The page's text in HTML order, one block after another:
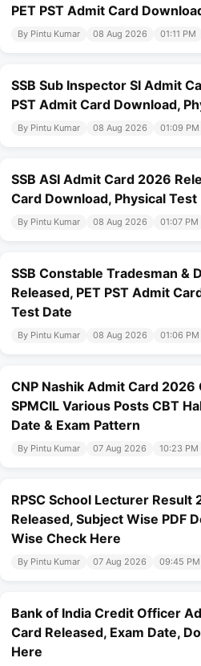
PET PST Admit Card
By Pintu Kumar 08 Aug 2026 01:11 PM
SSB Sub Inspector SI Admit
PST Admit Card Download,
By Pintu Kumar 08 Aug 2026 01:09 PM
SSB ASI Admit Card 2026
Card Download, Physical Test
By Pintu Kumar 08 Aug 2026 01:07 PM
SSB Constable Tradesman &
Released, PET PST Admit
Test Date
By Pintu Kumar 08 Aug 2026 01:06 PM
CNP Nashik Admit Card 2026
SPMCIL Various Posts CBT
Date & Exam Pattern
By Pintu Kumar 07 Aug 2026 10:23 PM
RPSC School Lecturer Result
Released, Subject Wise PDF
Wise Check Here
By Pintu Kumar 07 Aug 2026 09:45 PM
Bank of India Credit Officer
Card Released, Exam Date,
Here